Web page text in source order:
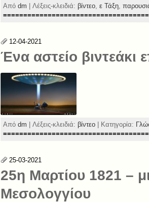
Από dm | Λέξεις-κλειδιά: βίντεο, ε Τάξη,
12-04-2021
Ένα αστείο βιντεάκι
Από dm | Λέξεις-κλειδιά: βίντεο| Κατηγορία:
25-03-2021
25η Μαρτίου 1821 –
Μεσολογγίου